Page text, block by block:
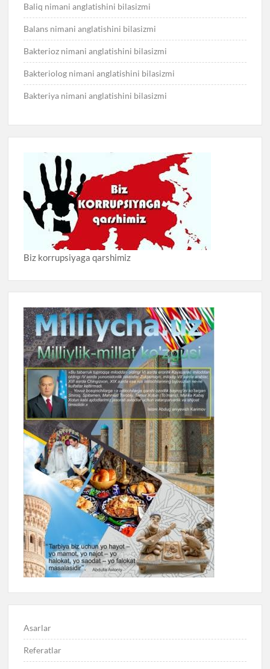
Baliq nimani anglatishini bilasizmi
Balans nimani anglatishini bilasizmi
Bakterioz nimani anglatishini bilasizmi
Bakteriolog nimani anglatishini bilasizmi
Bakteriya nimani anglatishini bilasizmi
Biz korrupsiyaga qarshimiz
Asarlar
Referatlar